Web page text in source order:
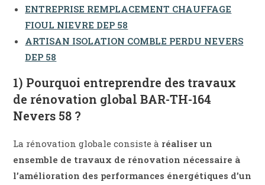
ENTREPRISE REMPLACEMENT CHAUFFAGE
FIOUL NIEVRE DEP 58
ARTISAN ISOLATION COMBLE PERDU NEVERS
DEP 58
1) Pourquoi entreprendre des travaux
de rénovation global BAR-TH-164
Nevers 58 ?
La rénovation globale consiste à réaliser un
ensemble de travaux de rénovation nécessaire à
l’amélioration des performances énergétiques d’un